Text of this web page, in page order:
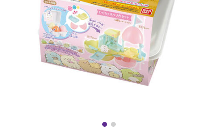
餵哺及嬰兒食品
健康及安全用品
幼兒護理、傢俬及睡眠用品